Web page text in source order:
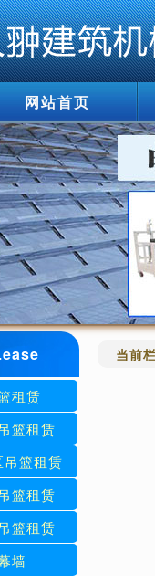
网站首页
租赁
篮租赁
篮租赁
篮租赁
篮租赁
墙
当前